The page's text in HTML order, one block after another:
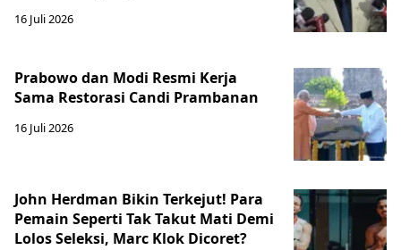
16 Juli 2026
Prabowo dan Modi Resmi Kerja
Sama Restorasi Candi Prambanan
16 Juli 2026
John Herdman Bikin Terkejut! Para
Pemain Seperti Tak Takut Mati Demi
Lolos Seleksi, Marc Klok Dicoret?